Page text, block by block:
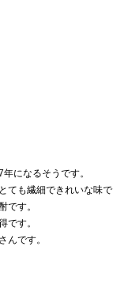
になるそうです。
ても繊細できれいな味で
です。
です。
んです。